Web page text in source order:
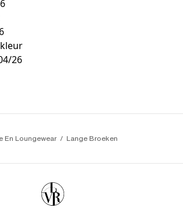
26
En Loungewear Lange Broeken